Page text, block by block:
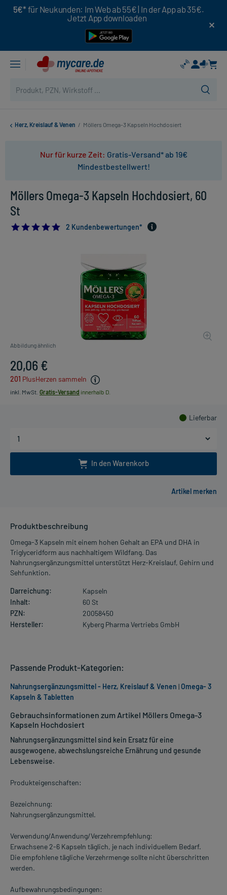
5€* für Neukunden: Im Web ab 55€ | In der App ab 35€.
Jetzt App downloaden
Herz, Kreislauf & Venen / Möllers Omega-3 Kapseln Hochdosiert
Nur für kurze Zeit: Gratis-Versand* ab 19€
Mindestbestellwert!
Möllers Omega-3 Kapseln Hochdosiert, 60
St
5.0
2 Kundenbewertungen*
Abbildung ähnlich
20,06 €
201 PlusHerzen sammeln
inkl. MwSt. Gratis-Versand innerhalb D.
Lieferbar
In den Warenkorb
Produktbeschreibung
Omega-3 Kapseln mit einem hohen Gehalt an EPA und DHA in
Triglyceridform aus nachhaltigem Wildfang. Das
Nahrungsergänzungsmittel unterstützt Herz-Kreislauf, Gehirn und
Sehfunktion.
Darreichung:
Kapseln
Inhalt:
60 St
PZN:
20058450
Hersteller:
Kyberg Pharma Vertriebs GmbH
Gebrauchsinformationen zum Artikel Möllers Omega-3
Kapseln Hochdosiert
Nahrungsergänzungsmittel sind kein Ersatz für eine
ausgewogene, abwechslungsreiche Ernährung und gesunde
Lebensweise.
Produkteigenschaften:
Bezeichnung:
Nahrungsergänzungsmittel.
Verwendung/Anwendung/Verzehrempfehlung:
Erwachsene 2-6 Kapseln täglich, je nach individuellem Bedarf.
Die empfohlene tägliche Verzehrmenge sollte nicht überschritten
werden.
Aufbewahrungsbedingungen:
Passende Produkt-Kategorien:
Nahrungsergänzungsmittel - Herz, Kreislauf & Venen |Omega- 3
Kapseln & Tabletten